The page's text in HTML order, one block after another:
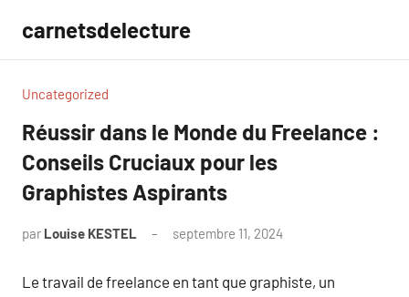
contenu
carnetsdelecture
Uncategorized
Réussir dans le Monde du Freelance :
Conseils Cruciaux pour les
Graphistes Aspirants
par Louise KESTEL septembre 11, 2024
Le travail de freelance en tant que graphiste, un